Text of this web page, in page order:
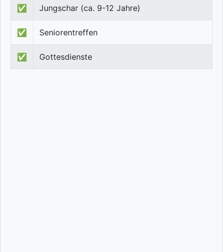
✅ Jungschar (ca. 9-12 Jahre)
✅ Seniorentreffen
✅ Gottesdienste